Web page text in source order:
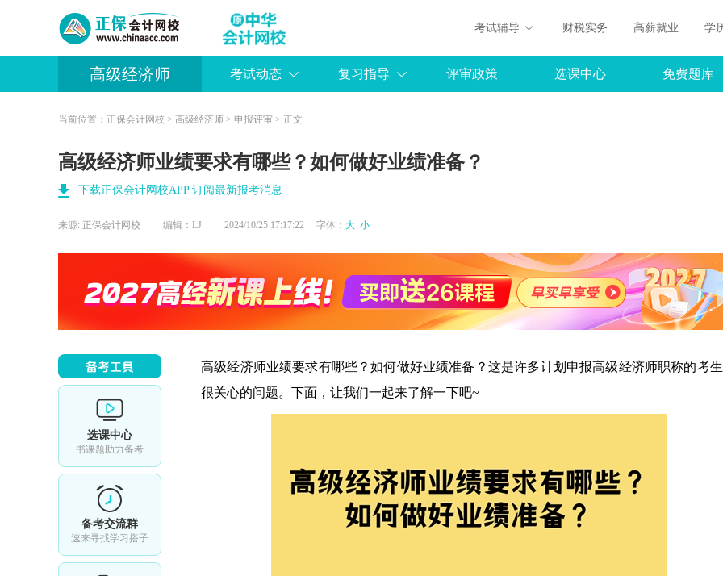
考试辅导 财税实务 高薪就业 学
高级经济师 考试动态 复习指导 评审政策 选课中心 免费题库
当前位置： 正保会计网校 > 高级经济师 > 申报评审 > 正文
高级经济师业绩要求有哪些？如何做好业绩准备？
下载正保会计网校APP 订阅最新报考消息
来源: 正保会计网校 编辑：LJ 2024/10/25 17:17:22 字体： 大 小
选课中心
书课题助力备考
备考交流群
速来寻找学习搭子
高级经济师业绩要求有哪些？如何做好业绩准备？这是许多计划申报高级经济师职称的考
很关心的问题。下面，让我们一起来了解一下吧~